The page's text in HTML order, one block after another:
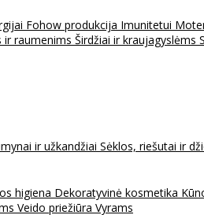
Fohow produkcija Imunitetui
ir raumenims Širdžiai ir kraujagyslėms
ir užkandžiai Sėklos, riešutai ir
higiena Dekoratyvinė kosmetika
Veido priežiūra Vyrams